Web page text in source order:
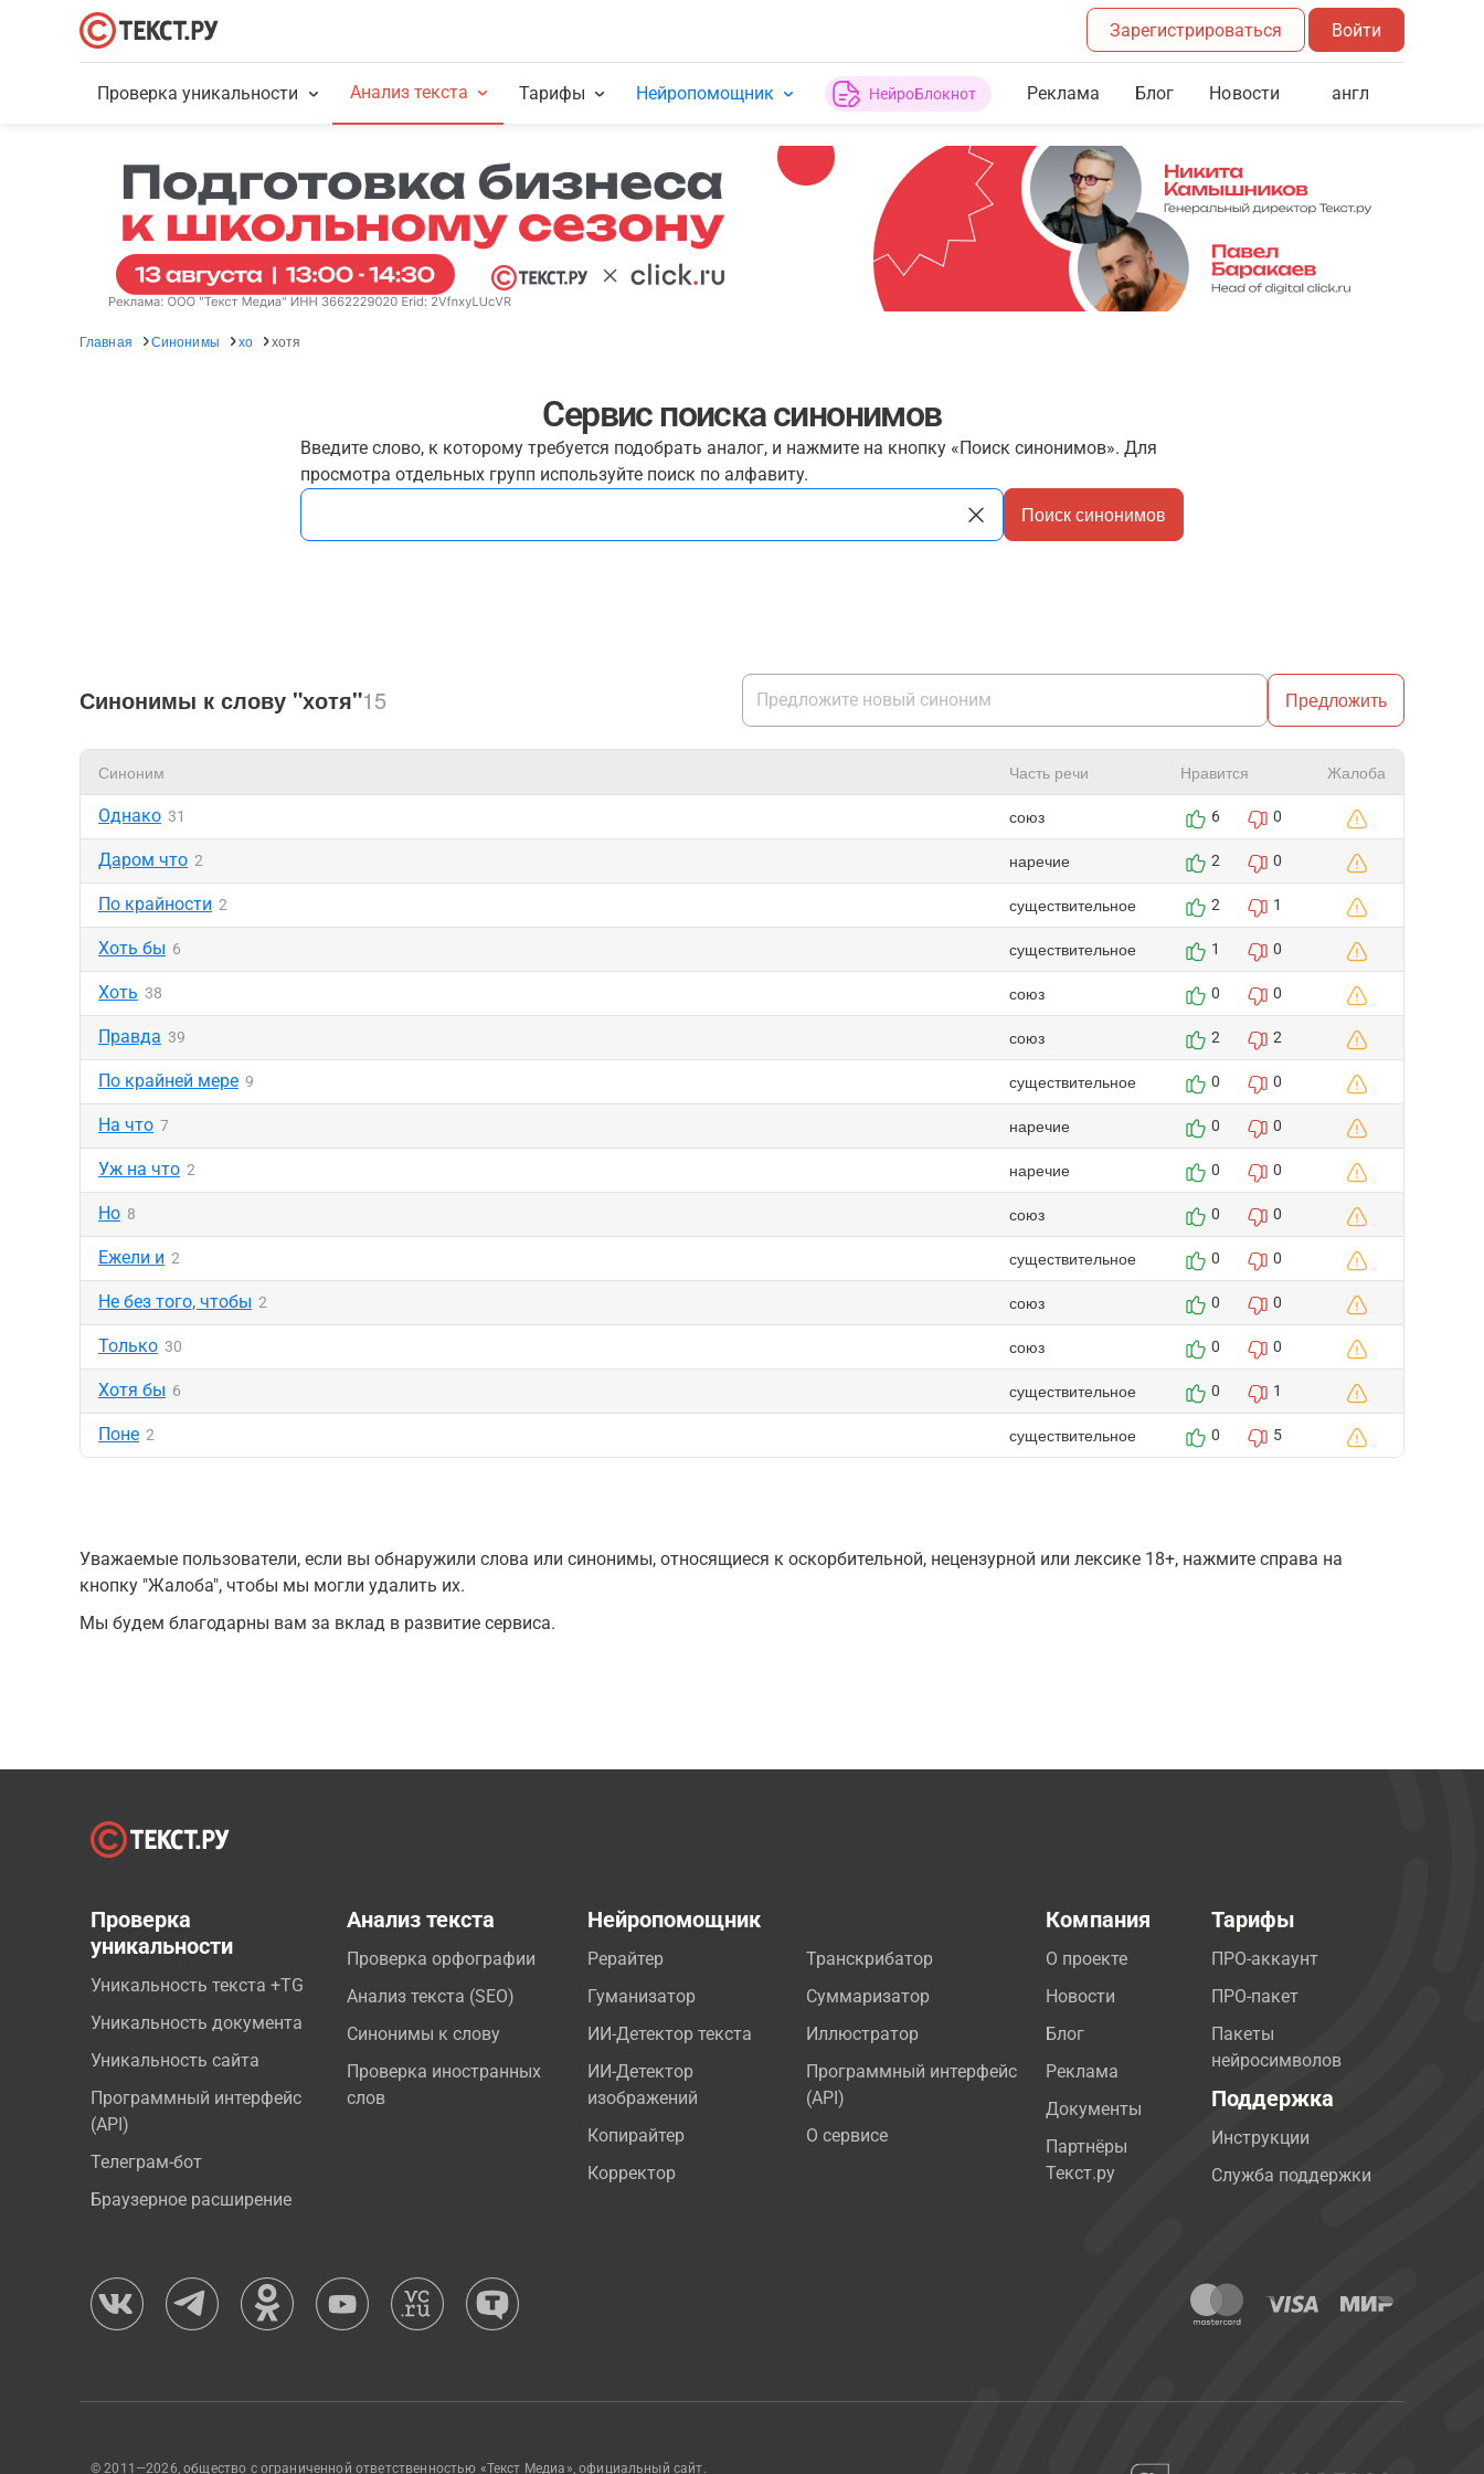
Зарегистрироваться Войти
Проверка уникальности Анализ текста Тарифы Нейропомощник НейроБлокнот Реклама Блог Новости англ
Главная Синонимы хо хотя
Сервис поиска синонимов
Введите слово, к которому требуется подобрать аналог, и нажмите на кнопку «Поиск синонимов». Для
просмотра отдельных групп используйте поиск по алфавиту.
Поиск синонимов
Синонимы к слову "хотя"15 Предложить
Синоним Часть речи Нравится Жалоба
Однако 31 союз 6 0
Даром что 2 наречие 2 0
По крайности 2 существительное 2 1
Хоть бы 6 существительное 1 0
Хоть 38 союз 0 0
Правда 39 союз 2 2
По крайней мере 9 существительное 0 0
На что 7 наречие 0 0
Уж на что 2 наречие 0 0
Но 8 союз 0 0
Ежели и 2 существительное 0 0
Не без того, чтобы 2 союз 0 0
Только 30 союз 0 0
Хотя бы 6 существительное 0 1
Поне 2 существительное 0 5
Уважаемые пользователи, если вы обнаружили слова или синонимы, относящиеся к оскорбительной, нецензурной или лексике 18+, нажмите справа на
кнопку "Жалоба", чтобы мы могли удалить их.
Мы будем благодарны вам за вклад в развитие сервиса.
Проверка
уникальности
Уникальность текста +TG
Уникальность документа
Уникальность сайта
Программный интерфейс
(API)
Телеграм-бот
Браузерное расширение
Анализ текста
Проверка орфографии
Анализ текста (SEO)
Синонимы к слову
Проверка иностранных
слов
Нейропомощник
Рерайтер
Гуманизатор
ИИ-Детектор текста
ИИ-Детектор
изображений
Копирайтер
Корректор
Транскрибатор
Суммаризатор
Иллюстратор
Программный интерфейс
(API)
О сервисе
Компания
О проекте
Новости
Блог
Реклама
Документы
Партнёры
Текст.ру
Тарифы
ПРО-аккаунт
ПРО-пакет
Пакеты
нейросимволов
Поддержка
Инструкции
Служба поддержки
© 2011—2026, общество с ограниченной ответственностью «Текст Медиа», официальный сайт.